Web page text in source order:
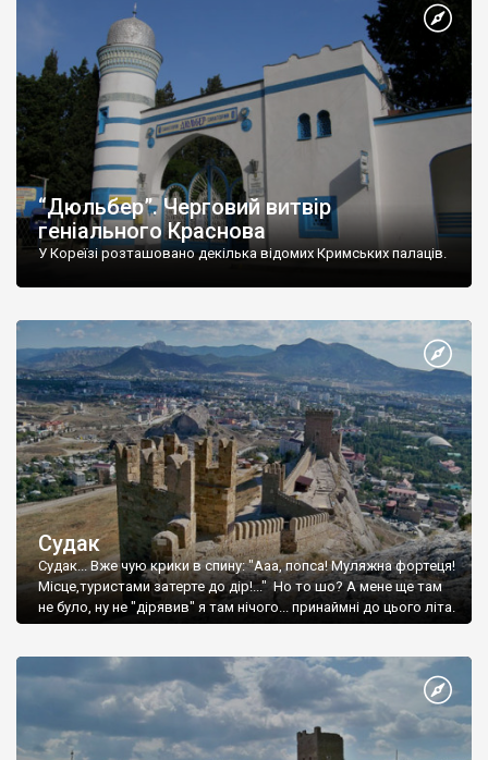
“Дюльбер”. Черговий витвір
геніального Краснова
У Кореїзі розташовано декілька відомих Кримських палаців.
Судак
Судак... Вже чую крики в спину: "Ааа, попса! Муляжна фортеця!
Місце,туристами затерте до дір!..." Но то шо? А мене ще там
не було, ну не "дірявив" я там нічого... принаймні до цього літа.